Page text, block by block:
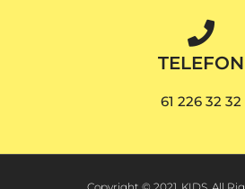
TELEFON
61 226 32 32